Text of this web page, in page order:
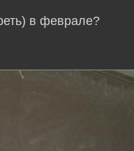
в феврале?